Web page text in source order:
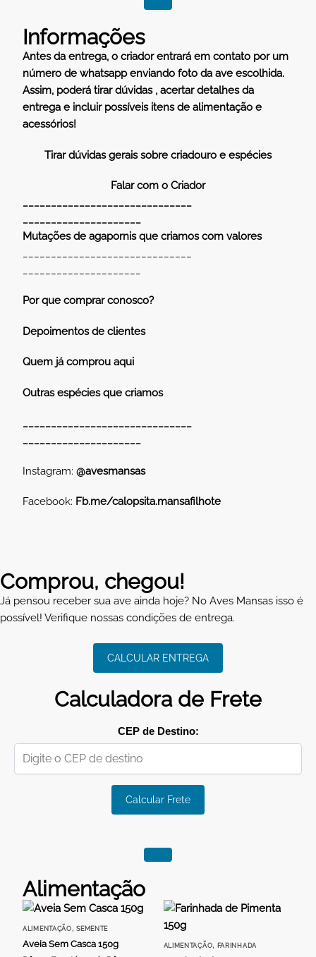
Informações
Antes da entrega, o criador entrará em contato por um
número de whatsapp enviando foto da ave escolhida.
Assim, poderá tirar dúvidas , acertar detalhes da
entrega e incluir possíveis itens de alimentação e
acessórios!
Tirar dúvidas gerais sobre criadouro e espécies
Falar com o Criador
______________________________
_____________________
Mutações de agapornis que criamos com valores
Por que comprar conosco?
Depoimentos de clientes
Quem já comprou aqui
Outras espécies que criamos
______________________________
_____________________
Instagram: @avesmansas
Facebook: Fb.me/calopsita.mansafilhote
Comprou, chegou!
Já pensou receber sua ave ainda hoje? No Aves Mansas isso é
possível! Verifique nossas condições de entrega.
CALCULAR ENTREGA
Calculadora de Frete
CEP de Destino:
Calcular Frete
Alimentação
ALIMENTAÇÃO ,SEMENTE
Aveia Sem Casca 150g ALIMENTAÇÃO, FARINHADA